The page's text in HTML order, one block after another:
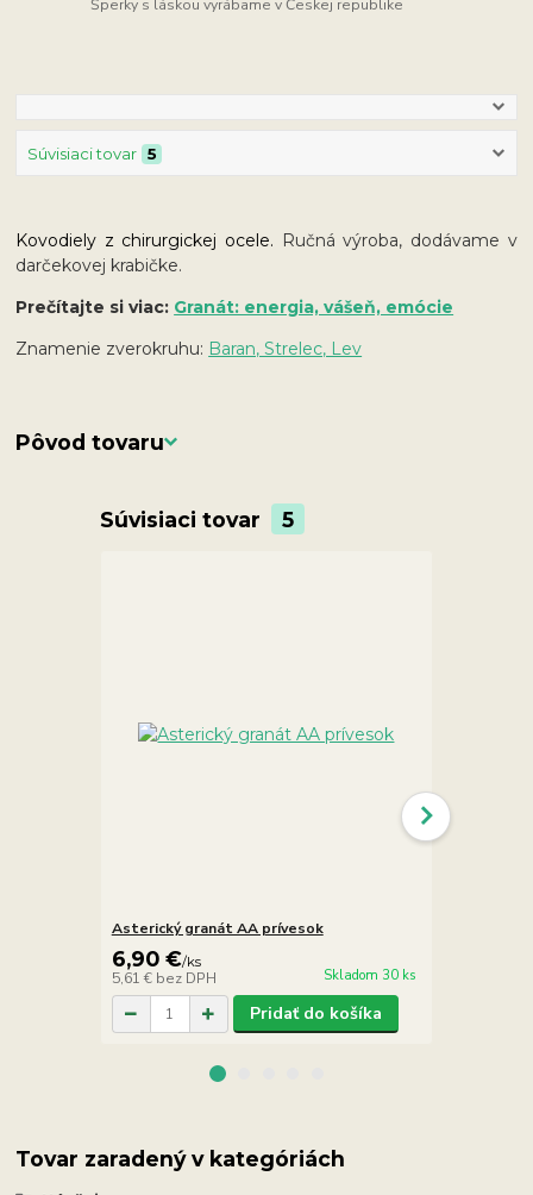
Šperky s láskou vyrábame v Českej republike
Súvisiaci tovar 5
Kovodiely z chirurgickej ocele. Ručná výroba, dodávame v
darčekovej krabičke.
Prečítajte si viac: Granát: energia, vášeň, emócie
Znamenie zverokruhu: Baran, Strelec, Lev
Pôvod tovaru
Súvisiaci tovar 5
Asterický granát AA prívesok
6,90 €/ks
5,61 € bez DPH Skladom 30 ks
Pridať do košíka
Tovar zaradený v kategóriách